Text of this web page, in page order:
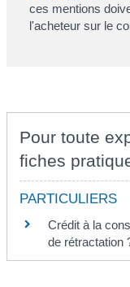
ces mentions
l'acheteur sur le
Pour toute
fiches
PARTICULIERS
Crédit à la
de rétractation